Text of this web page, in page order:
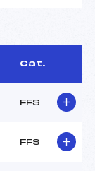
Cat.
FFS
FFS